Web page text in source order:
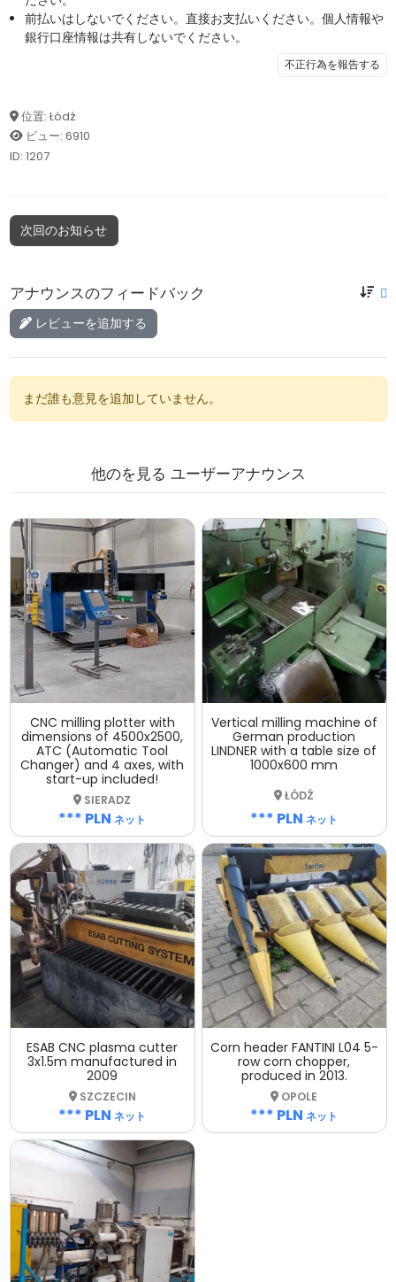
前払いはしないでください。直接お支払いください。個人情報や
銀行口座情報は共有しないでください。
不正行為を報告する
位置: Łódź
ビュー: 6910
ID: 1207
次回のお知らせ
アナウンスのフィードバック
レビューを追加する
まだ誰も意見を追加していません。
他のを見る ユーザーアナウンス
CNC milling plotter with
dimensions of 4500x2500,
ATC (Automatic Tool
Changer) and 4 axes, with
start-up included!
SIERADZ
*** PLN ネット
Vertical milling machine of
German production
LINDNER with a table size of
1000x600 mm
ŁÓDŹ
*** PLN ネット
ESAB CNC plasma cutter
3x1.5m manufactured in
2009
SZCZECIN
*** PLN ネット
Corn header FANTINI L04 5-
row corn chopper,
produced in 2013.
OPOLE
*** PLN ネット